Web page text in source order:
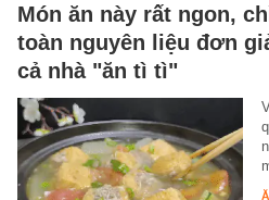
Món ăn này rất ngon,
toàn nguyên liệu đơn
cả nhà "ăn tì tì"